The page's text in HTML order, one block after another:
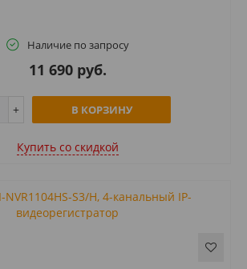
Наличие по запросу
11 690 руб.
В КОРЗИНУ
Купить cо скидкой
NVR1104HS-S3/H, 4-канальный IP-
видеорегистратор